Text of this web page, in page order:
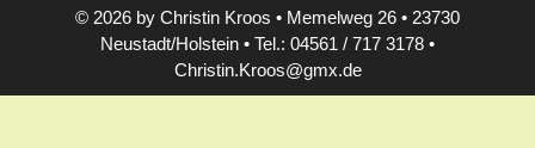
© 2026 by Christin Kroos • Memelweg 26 • 23730
Neustadt/Holstein • Tel.: 04561 / 717 3178 •
Christin.Kroos@gmx.de